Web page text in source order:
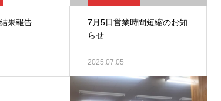
果報告
7月5日営業時間短縮のお知
らせ
2025.07.05